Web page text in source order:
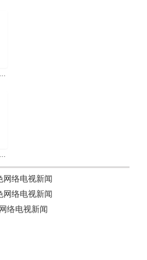
2026年3月24日中国有色网络电视新闻
2026年2月27日中国有色网络电视新闻
网络电视新闻
网络电视新闻
络电视新闻